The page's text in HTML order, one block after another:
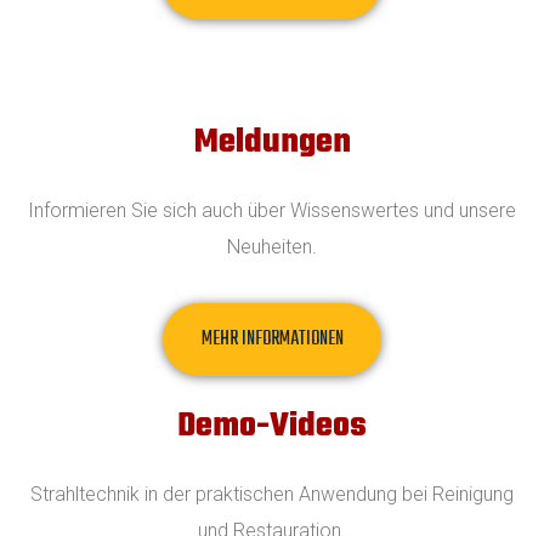
Meldungen
Informieren Sie sich auch über Wissenswertes und unsere
Neuheiten.
MEHR INFORMATIONEN
Demo-Videos
Strahltechnik in der praktischen Anwendung bei Reinigung
und Restauration.